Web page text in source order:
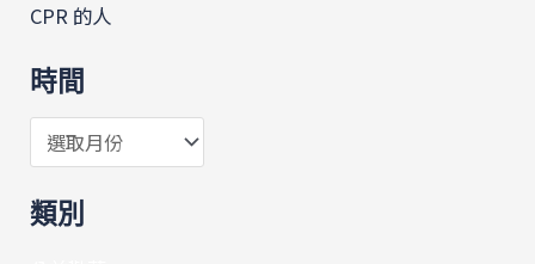
CPR 的人
時間
類別